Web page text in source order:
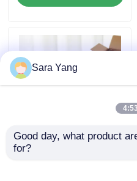
আমাদের সাথে যোগাযোগ করুন
মামলা
৩ থেকে ৪ মিমি পুরুত্বের ক্রাফট
Sara Yang
Good day, what product
for?